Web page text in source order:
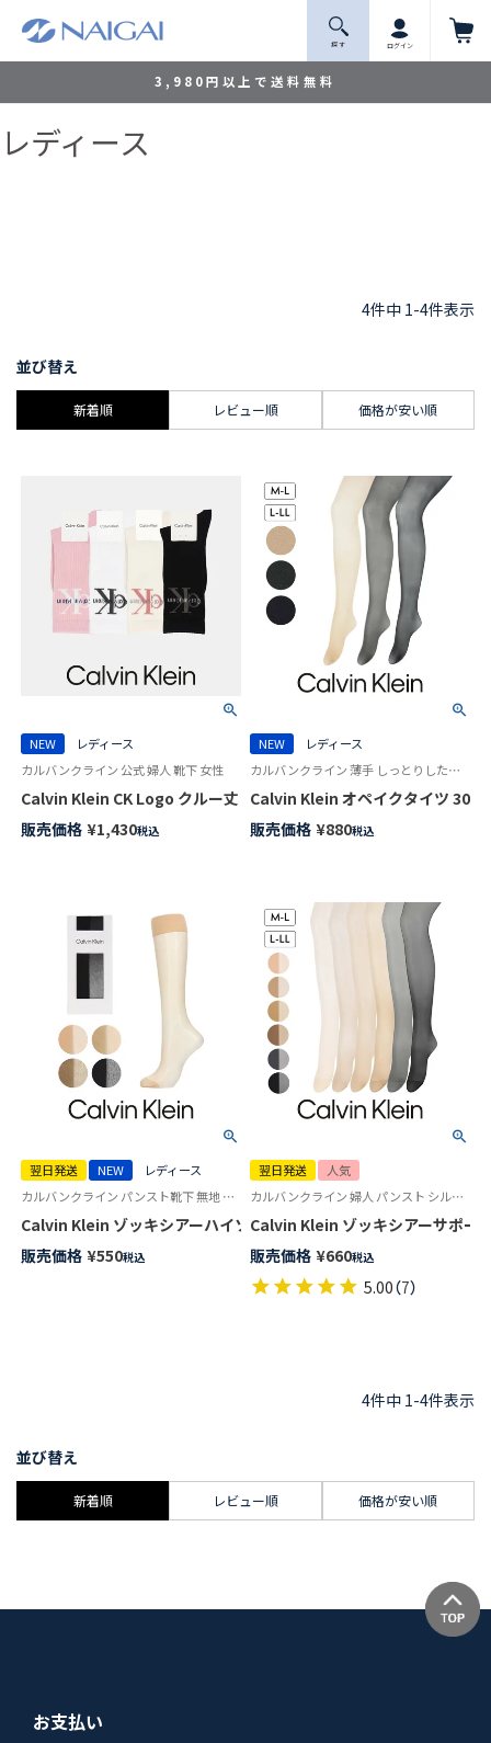
3,980円以上で送料無料
探 す ログイン
レディース
並び替え
新着順 レビュー順 価格が安い順
4件中 1-4件表示
NEW
レディース
カルバンクライン 公式 婦人 靴下 女性
Calvin Klein CK Logo クルー丈 ソックス レディース 03267012
販売価格 ¥1,430税込
NEW
レディース
カルバンクライン 薄手 しっとりした肌触り 無地 ストッキング
Calvin Klein オペイクタイツ 30デ
販売価格 ¥880税込
翌日発送 NEW
レディース
カルバンクライン パンスト靴下 無地 しっとりした肌触り
Calvin Klein ゾッキシアーハイソックス シルクプロテイン加工 静
販売価格 ¥550税込
翌日発送
人気
カルバンクライン 婦人 パンスト シルクプロテイン加工
販売価格 ¥660税込
5.00（7）
並び替え
新着順 レビュー順 価格が安い順
4件中 1-4件表示
お支払い